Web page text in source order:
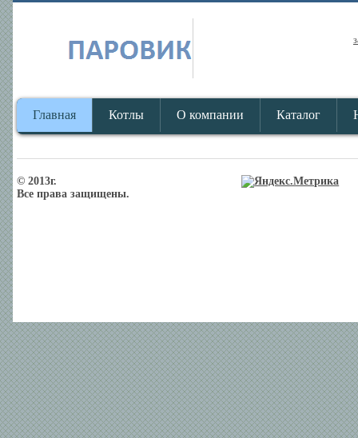
Главная Котлы О компании Каталог
© 2013г.
Все права защищены.